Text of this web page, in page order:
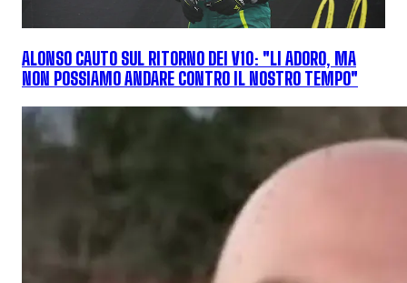
ALONSO CAUTO SUL RITORNO DEI V10: "LI ADORO, MA
NON POSSIAMO ANDARE CONTRO IL NOSTRO TEMPO"